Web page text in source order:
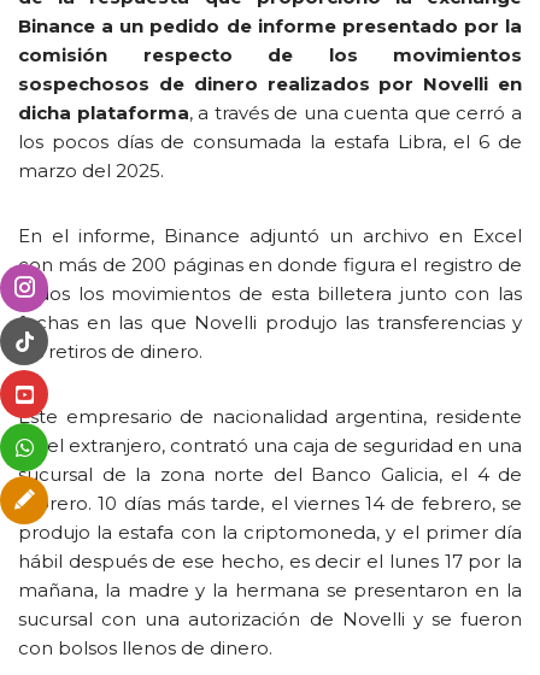
Binance a un pedido de informe presentado por la
comisión respecto de los movimientos
sospechosos de dinero realizados por Novelli en
dicha plataforma, a través de una cuenta que cerró a
los pocos días de consumada la estafa Libra, el 6 de
marzo del 2025.
En el informe, Binance adjuntó un archivo en Excel
con más de 200 páginas en donde figura el registro de
todos los movimientos de esta billetera junto con las
fechas en las que Novelli produjo las transferencias y
los retiros de dinero.
Este empresario de nacionalidad argentina, residente
en el extranjero, contrató una caja de seguridad en una
sucursal de la zona norte del Banco Galicia, el 4 de
febrero. 10 días más tarde, el viernes 14 de febrero, se
produjo la estafa con la criptomoneda, y el primer día
hábil después de ese hecho, es decir el lunes 17 por la
mañana, la madre y la hermana se presentaron en la
sucursal con una autorización de Novelli y se fueron
con bolsos llenos de dinero.